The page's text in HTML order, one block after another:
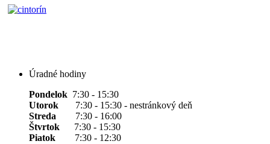
Úradné hodiny
Pondelok 7:30 - 15:30
Utorok 7:30 - 15:30 - nestránkový deň
Streda 7:30 - 16:00
Štvrtok 7:30 - 15:30
Piatok 7:30 - 12:30